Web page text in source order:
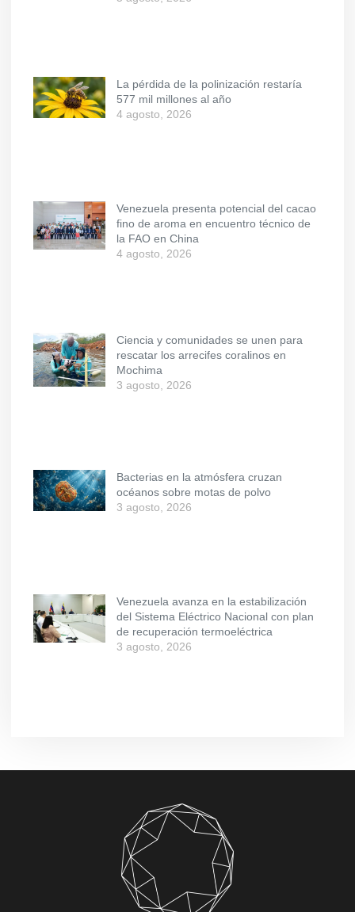
La pérdida de la polinización restaría
577 mil millones al año
4 agosto, 2026
Venezuela presenta potencial del cacao
fino de aroma en encuentro técnico de
la FAO en China
4 agosto, 2026
Ciencia y comunidades se unen para
rescatar los arrecifes coralinos en
Mochima
3 agosto, 2026
Bacterias en la atmósfera cruzan
océanos sobre motas de polvo
3 agosto, 2026
Venezuela avanza en la estabilización
del Sistema Eléctrico Nacional con plan
de recuperación termoeléctrica
3 agosto, 2026